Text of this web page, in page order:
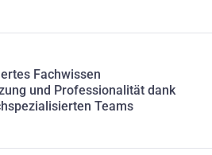
Fachwissen
und Professionalität dank
Teams